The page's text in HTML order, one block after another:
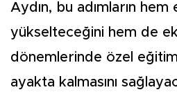
Aydın, bu adımların
yükselteceğini hem de
dönemlerinde özel eğitim
ayakta kalmasını